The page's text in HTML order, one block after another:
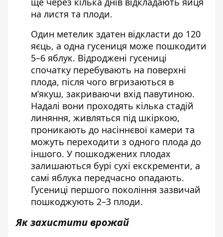
на листя та плоди.
Один метелик здатен відкласти до 120
яєць, а одна гусениця може пошкодити
5–6 яблук. Відроджені гусениці
спочатку перебувають на поверхні
плода, після чого вгризаються в
м’якуш, закриваючи вхід павутиною.
Надалі вони проходять кілька стадій
линяння, живляться під шкіркою,
проникають до насіннєвої камери та
можуть переходити з одного плода до
іншого. У пошкоджених плодах
залишаються бурі сухі екскременти, а
самі яблука передчасно опадають.
Гусениці першого покоління зазвичай
пошкоджують 2–3 плоди.
Як захистити врожай